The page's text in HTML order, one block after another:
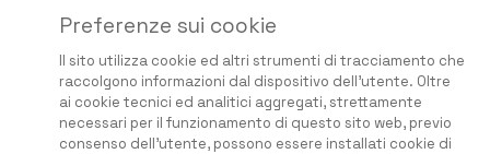
Preferenze sui cookie
Il sito utilizza cookie ed altri strumenti di tracciamento che
raccolgono informazioni dal dispositivo dell'utente. Oltre
ai cookie tecnici ed analitici aggregati, strettamente
necessari per il funzionamento di questo sito web, previo
consenso dell'utente, possono essere installati cookie di